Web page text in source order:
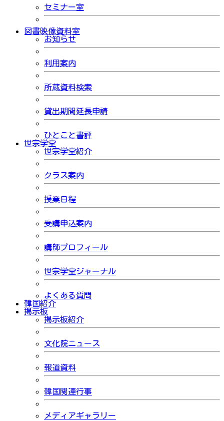
セミナー室
図書映像資料室
お知らせ
利用案内
所蔵資料検索
貸出期間延長申請
ひとこと書評
世宗学堂
世宗学堂紹介
クラス案内
授業日程
受講申込案内
講師プロフィール
世宗学堂ジャーナル
よくある質問
韓国紹介
掲示板
掲示板紹介
文化院ニュース
報道資料
韓国関連行事
メディアギャラリー